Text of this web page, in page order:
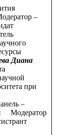
–
Диана
при
–
Модератор